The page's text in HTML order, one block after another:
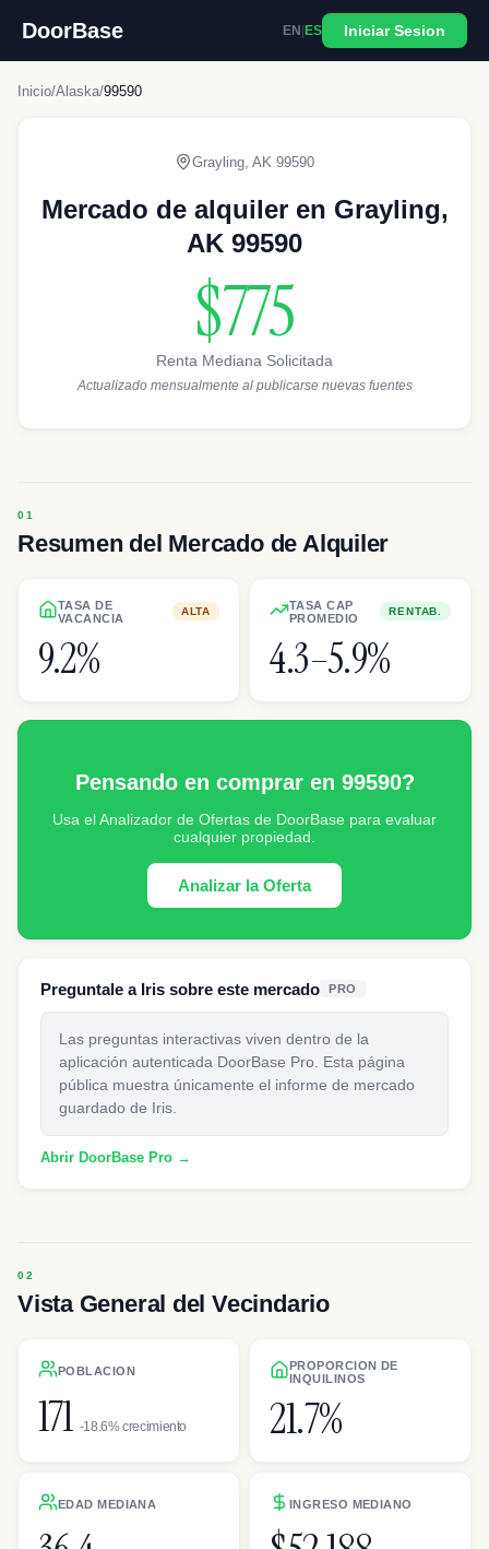
DoorBase EN ES Iniciar Sesion
Inicio/Alaska/99590
Grayling AK 99590
Mercado de alquiler en Grayling,
AK 99590
$775
Renta Mediana Solicitada
Actualizado mensualmente al publicarse nuevas fuentes
Resumen del Mercado de Alquiler
TASA DE
VACANCIA
ALTA
9.2%
TASA CAP
PROMEDIO
RENTAB.
4.3–5.9%
Pensando en comprar en 99590?
Usa el Analizador de Ofertas de DoorBase para evaluar
cualquier propiedad.
Analizar la Oferta
Preguntale a Iris sobre este mercado PRO
Las preguntas interactivas viven dentro de la
aplicación autenticada DoorBase Pro. Esta página
pública muestra únicamente el informe de mercado
guardado de Iris.
Abrir DoorBase Pro →
Vista General del Vecindario
POBLACION
171 -18.6% crecimiento
PROPORCION DE
INQUILINOS
21.7%
EDAD MEDIANA INGRESO MEDIANO